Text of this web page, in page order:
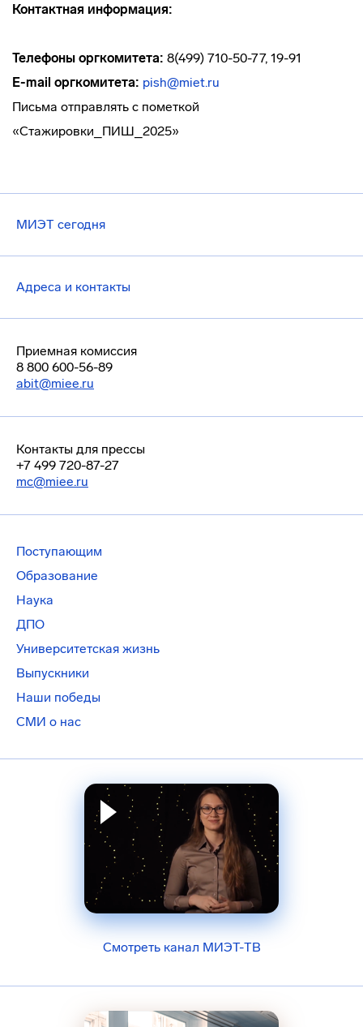
Контактная информация:
Телефоны оргкомитета: 8(499) 710-50-77, 19-91
E-mail оргкомитета: pish@miet.ru
Письма отправлять с пометкой
«Стажировки_ПИШ_2025»
МИЭТ сегодня
Адреса и контакты
Приемная комиссия
8 800 600-56-89
abit@miee.ru
Контакты для прессы
+7 499 720-87-27
mc@miee.ru
Поступающим
Образование
Наука
ДПО
Университетская жизнь
Выпускники
Наши победы
СМИ о нас
Смотреть канал МИЭТ-ТВ